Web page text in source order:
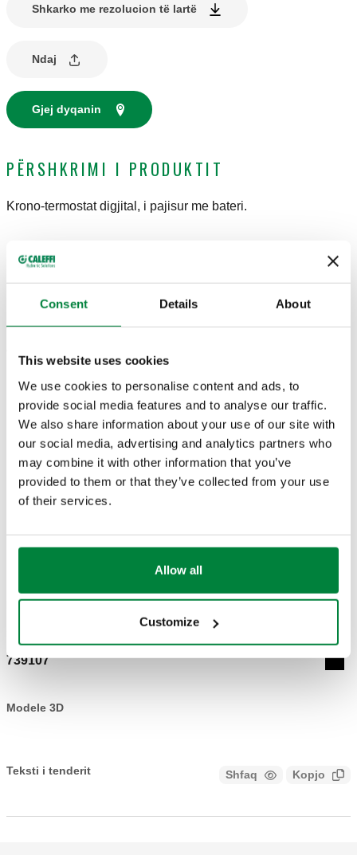
Consent Details About
This website uses cookies
We use cookies to personalise content and ads, to
provide social media features and to analyse our traffic.
We also share information about your use of our site with
our social media, advertising and analytics partners who
may combine it with other information that you’ve
provided to them or that they’ve collected from your use
of their services.
Allow all
Customize
Shkarko me rezolucion të lartë
Ndaj
Gjej dyqanin
PËRSHKRIMI I PRODUKTIT
Krono-termostat digjital, i pajisur me bateri.
TË DHËNAT TEKNIKE
Lartësia:90 mm
Thellësia:28 mm
Furnizimi me energji elektrike: me bateri
CERTIFIKIMET
SKICAT DHE SPECIFIKIMET
739107
Modele 3D
Teksti i tenderit Shfaq Kopjo